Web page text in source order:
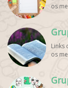
Vivo.
os
Links
os